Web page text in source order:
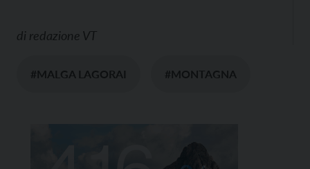
di redazione VT
#MALGA LAGORAI #MONTAGNA